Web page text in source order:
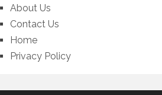
About Us
Contact Us
Home
Privacy Policy